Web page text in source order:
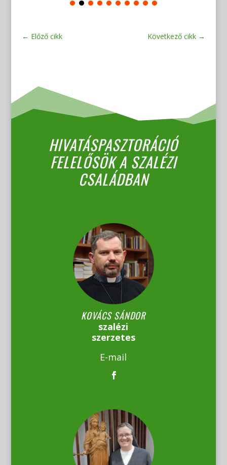
← Előző cikk Következő cikk →
HIVATÁSPASZTORÁCIÓ
FELELŐSÖK A SZALÉZI
CSALÁDBAN
KOVÁCS SÁNDOR
szalézi
szerzetes
E-mail